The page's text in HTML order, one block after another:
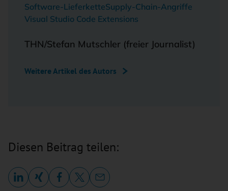
Software-LieferketteSupply-Chain-Angriffe
Visual Studio Code Extensions
THN/Stefan Mutschler (freier Journalist)
Weitere Artikel des Autors
Diesen Beitrag teilen: